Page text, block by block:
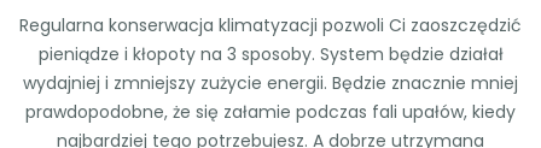
Regularna konserwacja klimatyzacji pozwoli Ci zaoszczędzić
pieniądze i kłopoty na 3 sposoby. System będzie działał
wydajniej i zmniejszy zużycie energii. Będzie znacznie mniej
prawdopodobne, że się załamie podczas fali upałów, kiedy
najbardziej tego potrzebujesz. A dobrze utrzymana